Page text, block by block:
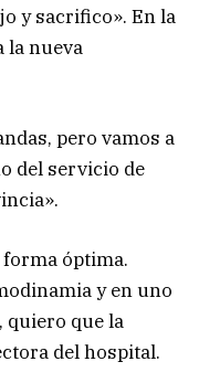
y sacrifico». En la
la nueva
pero vamos a
del servicio de
óptima.
y en uno
quiero que la
del hospital.